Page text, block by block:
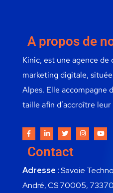
A propos de
Kinic, est une agence
marketing digitale,
Alpes. Elle accompagne
taille afin d’accroître
Contact
Adresse :Savoie
André, CS 70005,